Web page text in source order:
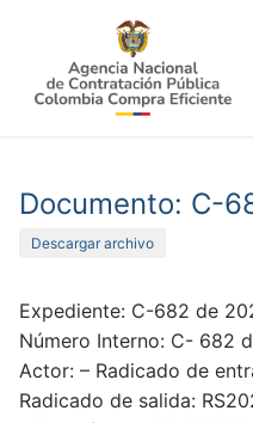
contenido
Documento: C-
Descargar archivo
Expediente: C-682 de
Número Interno: C- 682
Actor: – Radicado de
Radicado de salida: